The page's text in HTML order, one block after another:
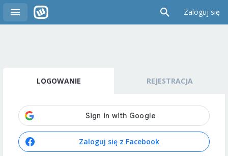
Zaloguj się
LOGOWANIE REJESTRACJA
Zaloguj się z Facebook